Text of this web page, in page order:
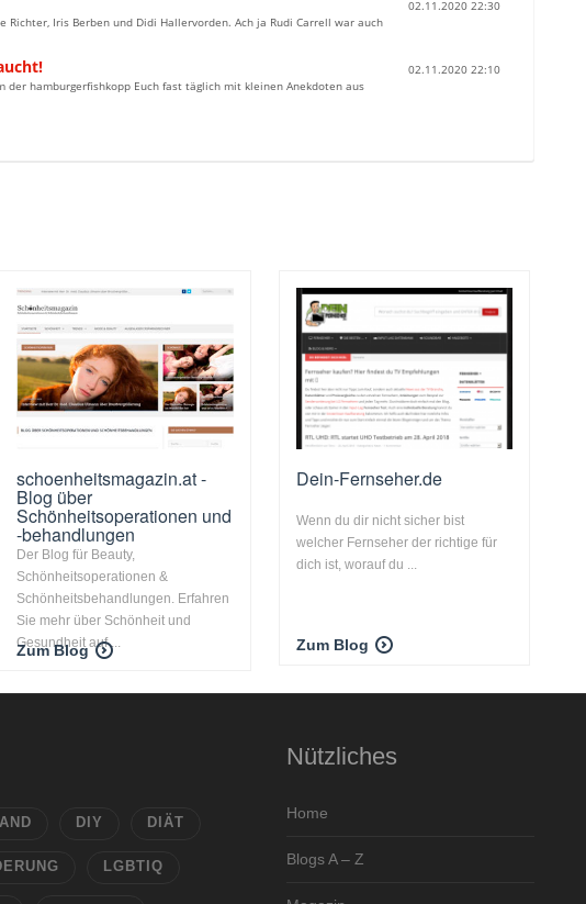
02.11.2020 22:30
Iris Berben und Didi Hallervorden. Ach ja Rudi Carrell war auch
02.11.2020 22:10
der hamburgerfishkopp Euch fast täglich mit kleinen Anekdoten aus
schoenheitsmagazin.at -
Blog über
Schönheitsoperationen und
-behandlungen
Der Blog für Beauty,
Schönheitsoperationen &
Schönheitsbehandlungen. Erfahren
Sie mehr über Schönheit und
Gesundheit auf ...
Zum Blog
Dein-Fernseher.de
Wenn du dir nicht sicher bist
welcher Fernseher der richtige für
dich ist, worauf du ...
Zum Blog
DIY DIÄT
LGBTIQ
Nützliches
Home
Blogs A – Z